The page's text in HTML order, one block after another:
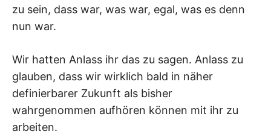
zu sein, dass war, was war, egal, was es denn
nun war.
Wir hatten Anlass ihr das zu sagen. Anlass zu
glauben, dass wir wirklich bald in näher
definierbarer Zukunft als bisher
wahrgenommen aufhören können mit ihr zu
arbeiten.